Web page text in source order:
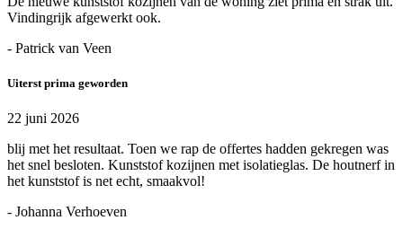
Vindingrijk afgewerkt ook.
- Patrick van Veen
Uiterst prima geworden
22 juni 2026
blij met het resultaat. Toen we rap de offertes hadden gekregen was
het snel besloten. Kunststof kozijnen met isolatieglas. De houtnerf in
het kunststof is net echt, smaakvol!
- Johanna Verhoeven